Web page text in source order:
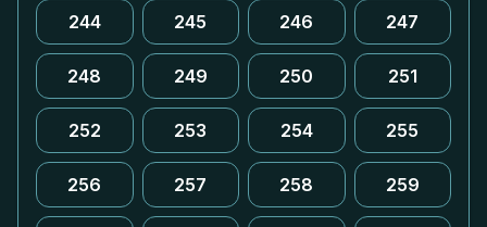
244 245 246 247
248 249 250 251
252 253 254 255
256 257 258 259